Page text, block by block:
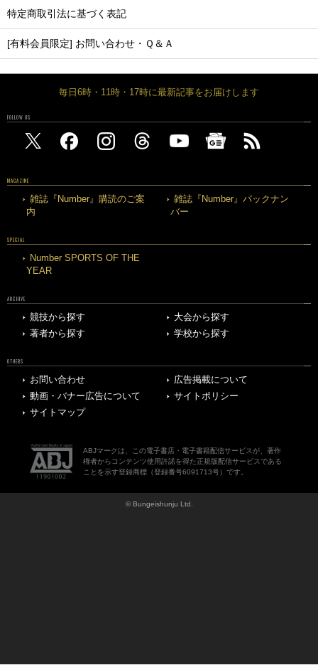
特定商取引法に基づく表記
[有料会員限定] お問い合わせ・Ｑ＆Ａ
毎日6時・11時・17時に最新記事をお届けします
FOLLOW US
MAGAZINE
雑誌『Number』購読のご案
内
雑誌『Number』バックナン
バー
SPECIAL
Number SPORTS OF THE
YEAR
ARCHIVE
競技から探す
大会から探す
著者から探す
学校から探す
OTHERS
お問い合わせ
広告掲載について
動画・バナー広告について
サイトポリシー
サイトマップ
ABJマークは、この電子書店・電子書籍配信サービスが、著作
権者からコンテンツ使用許諾を得た正規版配信サービスである
ことを示す登録商標（登録番号6091713号）です。
© Bungeishunju Ltd.